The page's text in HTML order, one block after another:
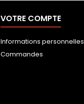
VOTRE COMPTE
Informations personnelles
Commandes